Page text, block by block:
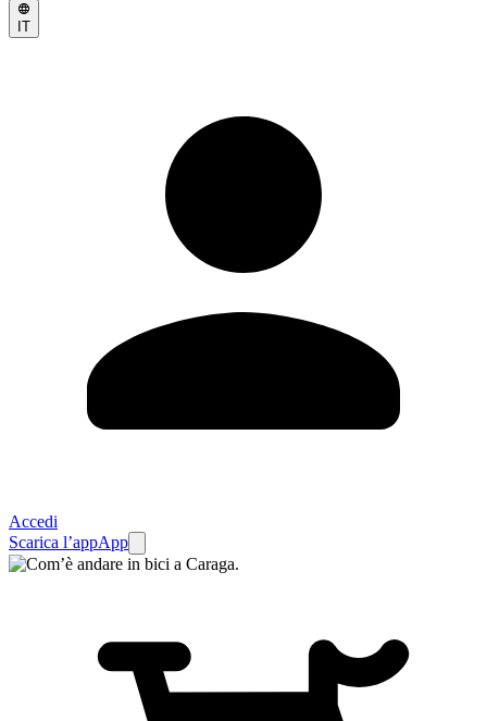
IT
Accedi
Scarica l’appApp